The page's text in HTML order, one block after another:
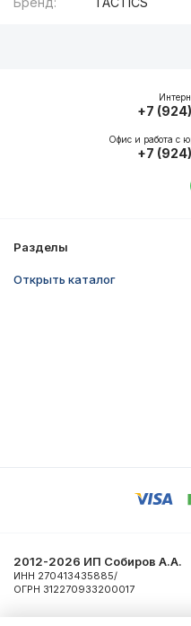
Разделы
Открыть каталог
+7
Офис и работа с
+7
2012-2026 ИП Собиров А.А.
ИНН 270413435885/
ОГРН 312270933200017